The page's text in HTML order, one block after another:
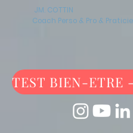
Coach Perso & Pro &
JM. COTTIN